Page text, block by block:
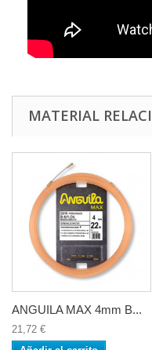
MATERIAL
ANGUILA MAX 4mm B...
21,72 €